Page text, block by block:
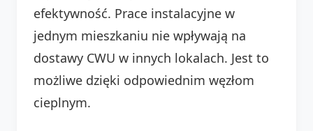
efektywność. Prace instalacyjne w
jednym mieszkaniu nie wpływają na
dostawy CWU w innych lokalach. Jest to
możliwe dzięki odpowiednim węzłom
cieplnym.